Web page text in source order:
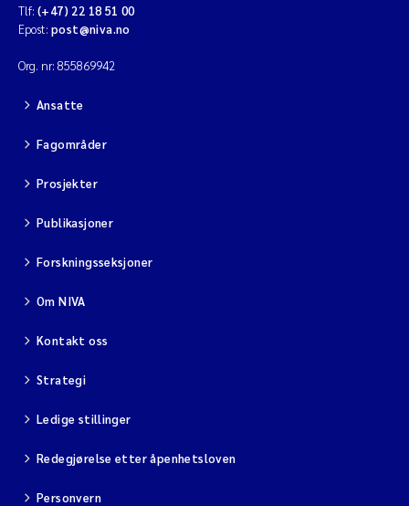
Tlf: (+47) 22 18 51 00
Epost: post@niva.no
Org. nr: 855869942
Ansatte
Fagområder
Prosjekter
Publikasjoner
Forskningsseksjoner
Om NIVA
Kontakt oss
Strategi
Ledige stillinger
Redegjørelse etter åpenhetsloven
Personvern